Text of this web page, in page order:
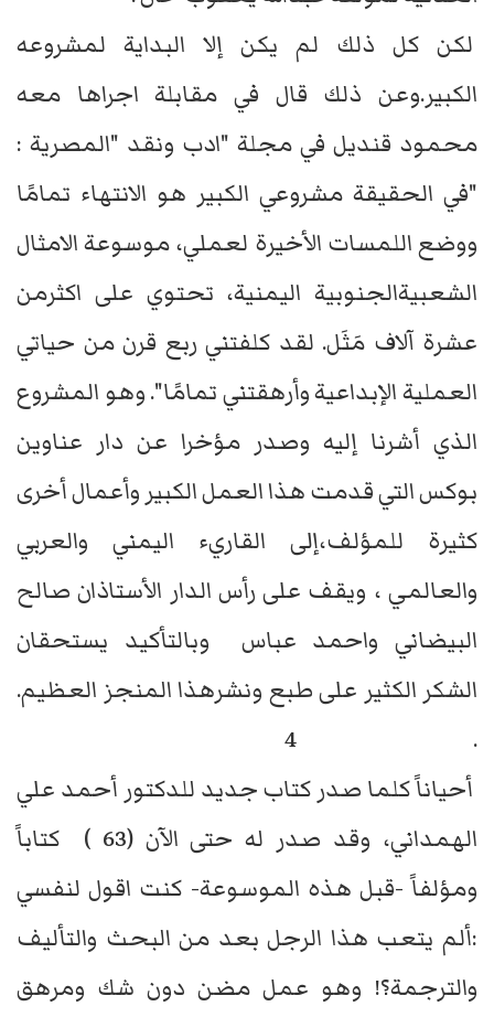
لكن كل ذلك لم يكن إلا البداية لمشروعه
الكبير.وعن ذلك قال في مقابلة اجراها معه
محمود قنديل في مجلة "ادب ونقد "المصرية :
"في الحقيقة مشروعي الكبير هو الانتهاء تمامًا
ووضع اللمسات الأخيرة لعملي، موسوعة الامثال
الشعبيةالجنوبية اليمنية، تحتوي على اكثرمن
عشرة آلاف مَثَل. لقد كلفتني ربع قرن من حياتي
العملية الإبداعية وأرهقتني تمامًا". وهو المشروع
الذي أشرنا إليه وصدر مؤخرا عن دار عناوين
بوكس التي قدمت هذا العمل الكبير وأعمال أخرى
كثيرة للمؤلف،إلى القاريء اليمني والعربي
والعالمي ، ويقف على رأس الدار الأستاذان صالح
البيضاني واحمد عباس وبالتأكيد يستحقان
الشكر الكثير على طبع ونشرهذا المنجز العظيم.
. 4
أحياناً كلما صدر كتاب جديد للدكتور أحمد علي
الهمداني، وقد صدر له حتى الآن (63 ) كتاباً
ومؤلفاً -قبل هذه الموسوعة- كنت اقول لنفسي
:ألم يتعب هذا الرجل بعد من البحث والتأليف
والترجمة؟! وهو عمل مضن دون شك ومرهق